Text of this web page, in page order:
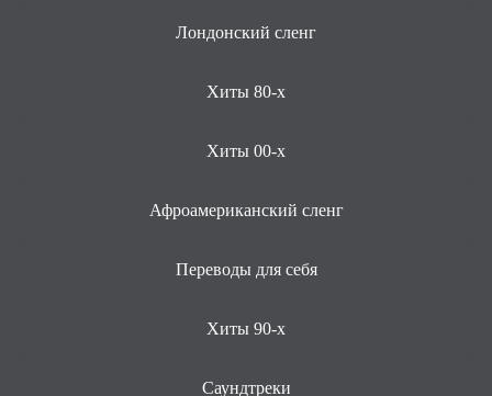
Лондонский сленг
Хиты 80-х
Хиты 00-х
Афроамериканский сленг
Переводы для себя
Хиты 90-х
Саундтреки